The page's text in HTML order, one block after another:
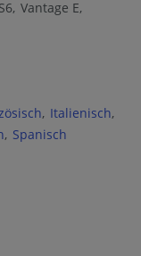
Vantage E
Italienisch
Spanisch